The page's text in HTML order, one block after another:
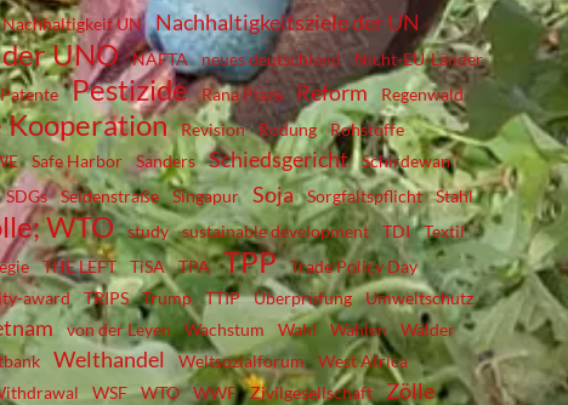
Nachhaltigkeit UN Nachhaltigkeitsziele der UN
UNO NAFTA neues deutschland
Nicht-EU-Länder
Patente Pestizide Rana Plaza Reform Regenwald
Kooperation Revision Rodung
Rohstoffe
Safe Harbor Sanders Schiedsgericht
Schirdewan
SDGs Seidenstraße Singapur Soja Sorgfaltspflicht Stahl
WTO study sustainable development TDI
Textil
THE LEFT TiSA TPA TPP Trade Policy Day
award TRIPS Trump TTIP Überprüfung Umweltschutz
von der Leyen Wachstum Wahl Wahlen
Wälder
Welthandel Weltsozialforum
West Africa
WSF WTO WWF Zivilgesellschaft Zölle